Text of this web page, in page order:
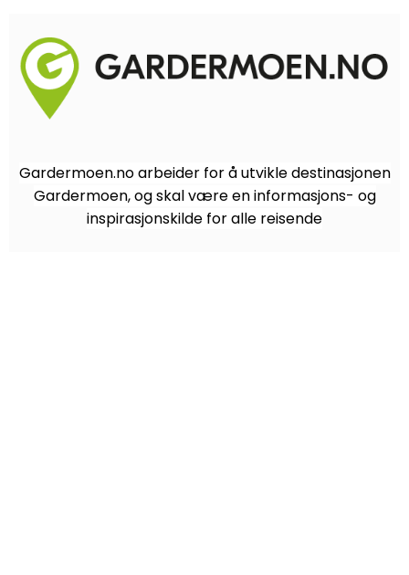
Gardermoen.no arbeider for å utvikle destinasjonen
Gardermoen, og skal være en informasjons- og
inspirasjonskilde for alle reisende